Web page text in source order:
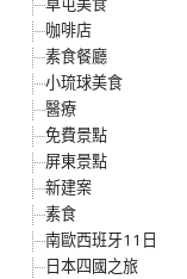
咖啡店
素食餐廳
小琉球美食
醫療
免費景點
屏東景點
新建案
素食
南歐西班牙11日
日本四國之旅